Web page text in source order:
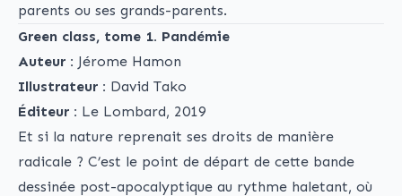
parents ou ses grands-parents.
Green class, tome 1. Pandémie
Auteur : Jérome Hamon
Illustrateur : David Tako
Éditeur : Le Lombard, 2019
Et si la nature reprenait ses droits de manière
radicale ? C’est le point de départ de cette bande
dessinée post-apocalyptique au rythme haletant, où